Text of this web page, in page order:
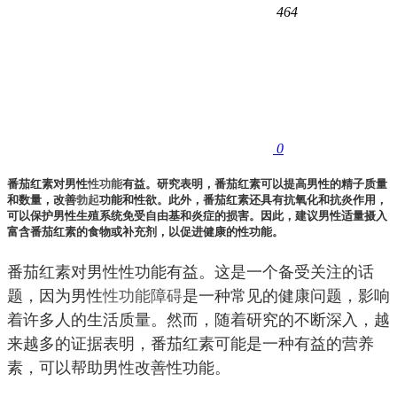
464
0
番茄红素对男性性功能有益。研究表明，番茄红素可以提高男性的精子质量
和数量，改善勃起功能和性欲。此外，番茄红素还具有抗氧化和抗炎作用，
可以保护男性生殖系统免受自由基和炎症的损害。因此，建议男性适量摄入
富含番茄红素的食物或补充剂，以促进健康的性功能。
番茄红素对男性性功能有益。这是一个备受关注的话
题，因为男性性功能障碍是一种常见的健康问题，影响
着许多人的生活质量。然而，随着研究的不断深入，越
来越多的证据表明，番茄红素可能是一种有益的营养
素，可以帮助男性改善性功能。